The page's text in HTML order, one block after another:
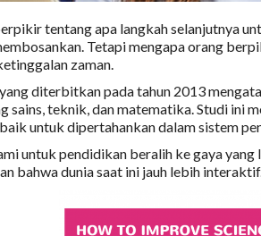
tentang apa langkah selanjutnya
Tetapi mengapa orang
zaman.
diterbitkan pada tahun 2013
sains, teknik, dan matematika. Studi ini
untuk dipertahankan dalam sistem
untuk pendidikan beralih ke gaya
bahwa dunia saat ini jauh lebih interaktif.